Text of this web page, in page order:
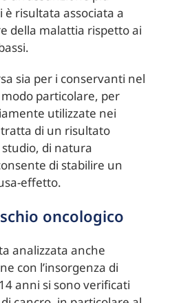
risultata associata a
della malattia rispetto ai
sia per i conservanti nel
particolare, per
utilizzate nei
di un risultato
di natura
di stabilire un
effetto.
oncologico
analizzata anche
con l’insorgenza di
anni si sono verificati